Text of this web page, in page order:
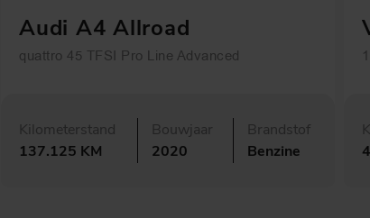
Audi A4 Allroad
quattro 45 TFSI Pro Line Advanced
Kilometerstand
137.125 KM
Bouwjaar
2020
Brandstof
Benzine